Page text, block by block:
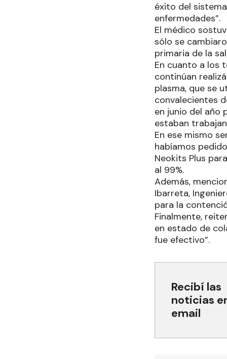
éxito del
enfermedades”.
El médico
sólo se
primaria de la
En cuanto a los
continúan
plasma, que se
convalecientes
en junio del año
estaban
En ese mismo
habíamos
Neokits Plus
al 99%.
Además,
Ibarreta,
para la
Finalmente,
en estado de
fue efectivo”.
Recibí las
noticias
email